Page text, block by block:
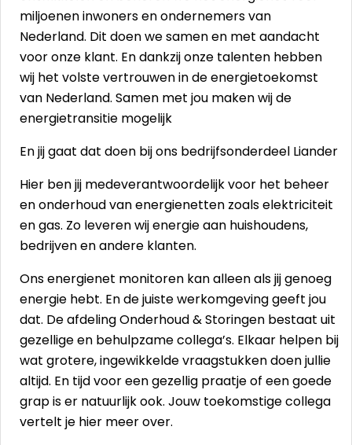
miljoenen inwoners en ondernemers van
Nederland. Dit doen we samen en met aandacht
voor onze klant. En dankzij onze talenten hebben
wij het volste vertrouwen in de energietoekomst
van Nederland. Samen met jou maken wij de
energietransitie mogelijk
En jij gaat dat doen bij ons bedrijfsonderdeel Liander
Hier ben jij medeverantwoordelijk voor het beheer
en onderhoud van energienetten zoals elektriciteit
en gas. Zo leveren wij energie aan huishoudens,
bedrijven en andere klanten.
Ons energienet monitoren kan alleen als jij genoeg
energie hebt. En de juiste werkomgeving geeft jou
dat. De afdeling Onderhoud & Storingen bestaat uit
gezellige en behulpzame collega’s. Elkaar helpen bij
wat grotere, ingewikkelde vraagstukken doen jullie
altijd. En tijd voor een gezellig praatje of een goede
grap is er natuurlijk ook. Jouw toekomstige collega
vertelt je hier meer over.